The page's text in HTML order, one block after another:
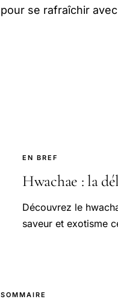
pour se rafraîchir
EN BREF
Hwachae : la
Découvrez le
saveur et exotisme
SOMMAIRE